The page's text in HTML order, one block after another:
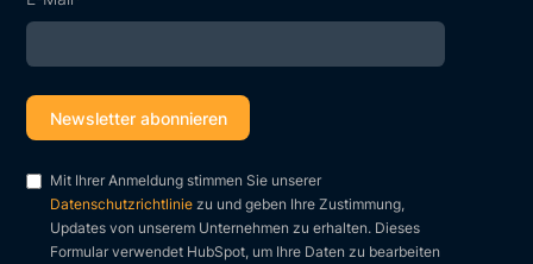
Mit Ihrer Anmeldung stimmen Sie unserer
Datenschutzrichtlinie zu und geben Ihre Zustimmung,
Updates von unserem Unternehmen zu erhalten. Dieses
Formular verwendet HubSpot, um Ihre Daten zu bearbeiten